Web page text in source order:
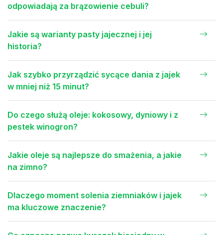
odpowiadają za brązowienie cebuli?
Jakie są warianty pasty jajecznej i jej
historia?
Jak szybko przyrządzić sycące dania z jajek
w mniej niż 15 minut?
Do czego służą oleje: kokosowy, dyniowy i z
pestek winogron?
Jakie oleje są najlepsze do smażenia, a jakie
na zimno?
Dlaczego moment solenia ziemniaków i jajek
ma kluczowe znaczenie?